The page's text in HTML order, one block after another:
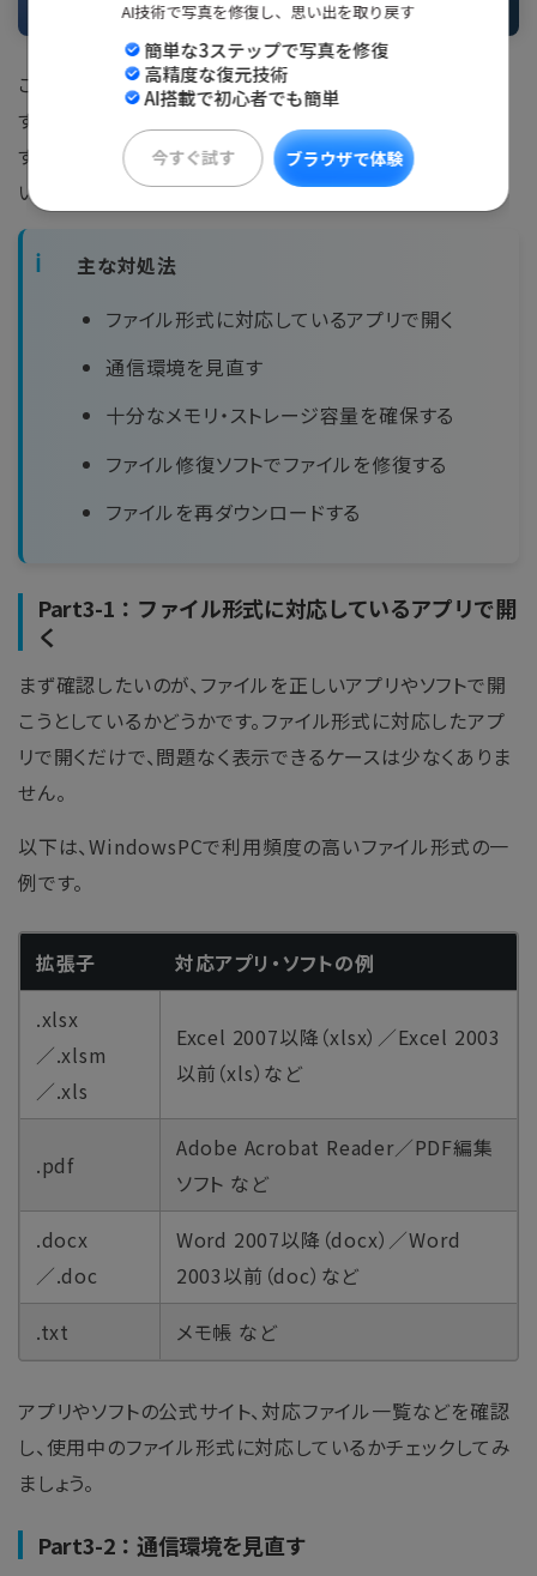
AI技術で写真を修復し、思い出を取り戻す
簡単な3ステップで写真を修復
高精度な復元技術
AI搭載で初心者でも簡単
今すぐ試す ブラウザで体験
ここからは、Windows11で開けないファイルを開く・修復
する具体的な方法をご紹介します。いずれも比較的試しや
すい方法なので、原因に応じて順番に確認してみてくださ
い。
主な対処法
ファイル形式に対応しているアプリで開く
通信環境を見直す
十分なメモリ・ストレージ容量を確保する
ファイル修復ソフトでファイルを修復する
ファイルを再ダウンロードする
Part3-1：ファイル形式に対応しているアプリで開
く
まず確認したいのが、ファイルを正しいアプリやソフトで開
こうとしているかどうかです。ファイル形式に対応したアプ
リで開くだけで、問題なく表示できるケースは少なくありま
せん。
以下は、WindowsPCで利用頻度の高いファイル形式の一
例です。
拡張子
対応アプリ・ソフトの例
.xlsx
／.xlsm
／.xls
Excel 2007以降（xlsx）／Excel 2003
以前（xls）など
.pdf
Adobe Acrobat Reader／PDF編集
ソフト など
.docx
／.doc
Word 2007以降（docx）／Word
2003以前（doc）など
.txt
メモ帳 など
アプリやソフトの公式サイト、対応ファイル一覧などを確認
し、使用中のファイル形式に対応しているかチェックしてみ
ましょう。
Part3-2：通信環境を見直す